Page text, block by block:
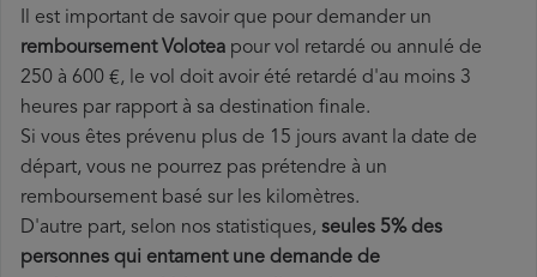
Il est important de savoir que pour demander un
remboursement Volotea pour vol retardé ou annulé de
250 à 600 €, le vol doit avoir été retardé d'au moins 3
heures par rapport à sa destination finale.
Si vous êtes prévenu plus de 15 jours avant la date de
départ, vous ne pourrez pas prétendre à un
remboursement basé sur les kilomètres.
D'autre part, selon nos statistiques, seules 5% des
personnes qui entament une demande de